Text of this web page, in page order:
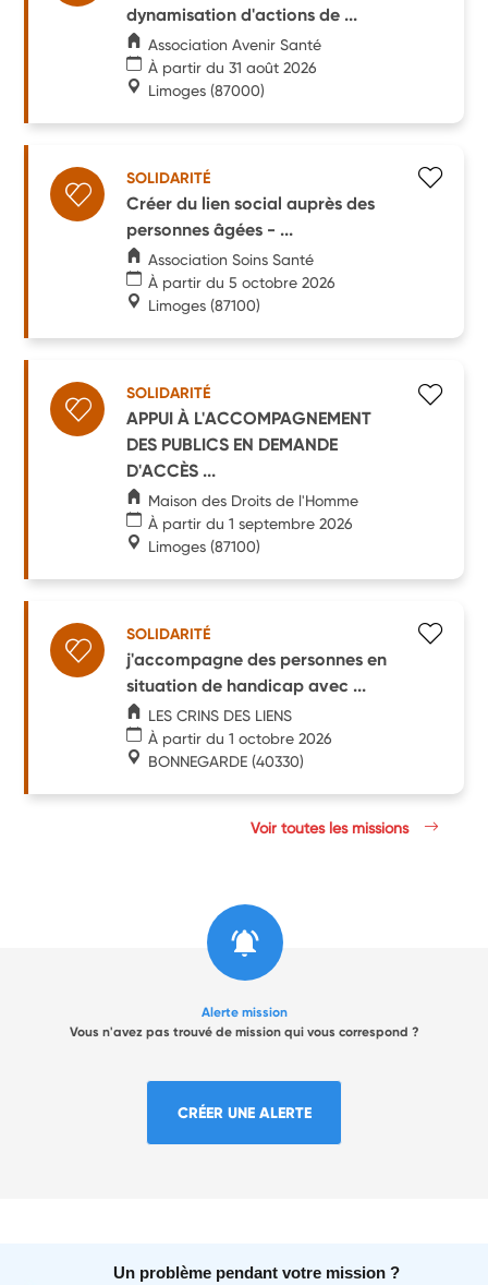
dynamisation d'actions de ...
Association Avenir Santé
À partir du 31 août 2026
Limoges (87000)
SOLIDARITÉ
Créer du lien social auprès des
personnes âgées - ...
Association Soins Santé
À partir du 5 octobre 2026
Limoges (87100)
SOLIDARITÉ
APPUI À L'ACCOMPAGNEMENT
DES PUBLICS EN DEMANDE
D'ACCÈS ...
Maison des Droits de l'Homme
À partir du 1 septembre 2026
Limoges (87100)
SOLIDARITÉ
j'accompagne des personnes en
situation de handicap avec ...
LES CRINS DES LIENS
À partir du 1 octobre 2026
BONNEGARDE (40330)
Voir toutes les missions
Alerte mission
Vous n'avez pas trouvé de mission qui vous correspond ?
CRÉER UNE ALERTE
Un problème pendant votre mission ?